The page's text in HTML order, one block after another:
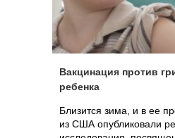
Вакцинация против
ребенка
Близится зима, и в ее
из США опубликовали